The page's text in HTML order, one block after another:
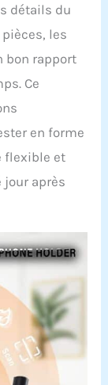
détails du
les
bon rapport
Ce
en forme
flexible et
jour après